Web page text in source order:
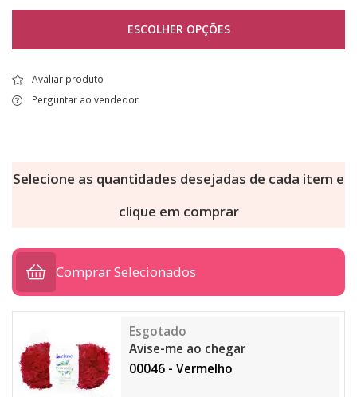
ESCOLHER OPÇÕES
Avaliar produto
Perguntar ao vendedor
Selecione as quantidades desejadas de cada item e
clique em comprar
Comprar Selecionados
Avise-me ao chegar
00046 - Vermelho